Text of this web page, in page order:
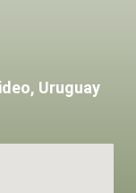
Uruguay